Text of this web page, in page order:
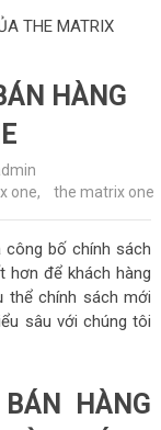
THE MATRIX
HÀNG
one, the matrix one
công bố chính sách
hơn để khách hàng
thể chính sách mới
sâu với chúng tôi
HÀNG